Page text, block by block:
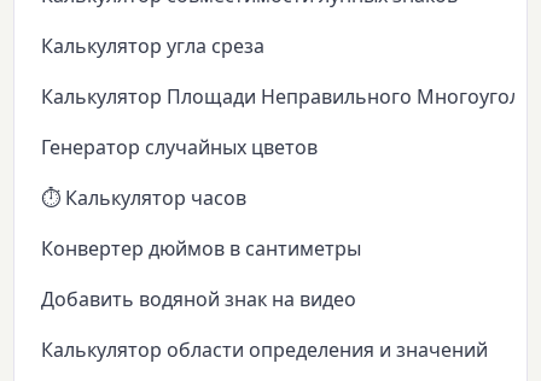
Калькулятор угла среза
Калькулятор Площади Неправильного
Генератор случайных цветов
⏱️ Калькулятор часов
Конвертер дюймов в сантиметры
Добавить водяной знак на видео
Калькулятор области определения и значений